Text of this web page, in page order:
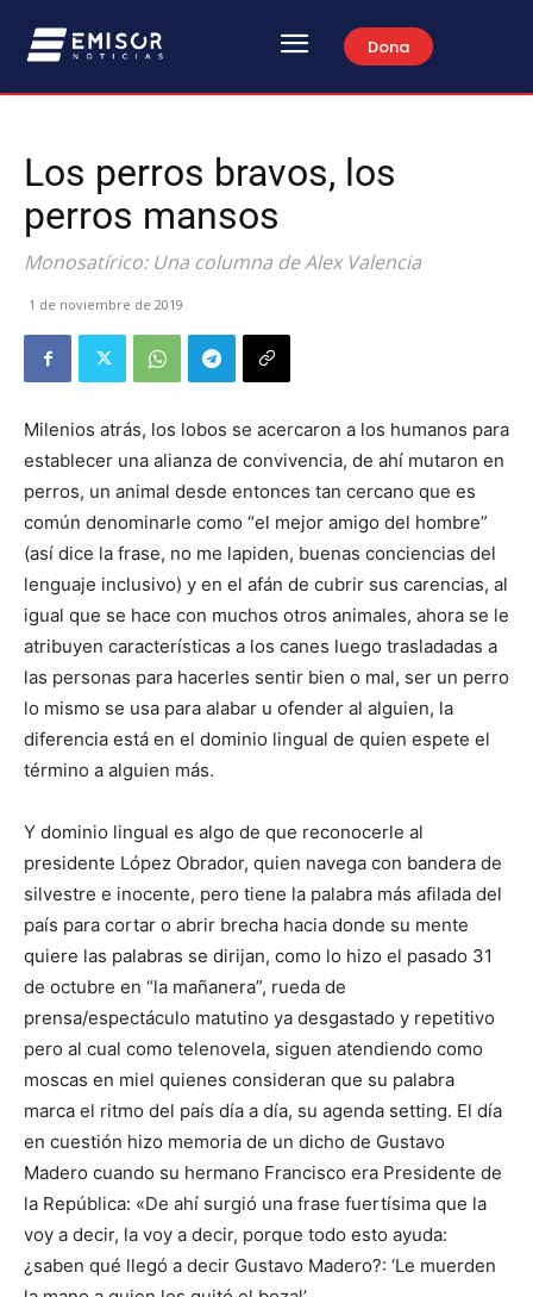
Dona
Los perros bravos, los
perros mansos
Monosatírico: Una columna de Alex Valencia
1 de noviembre de 2019
Milenios atrás, los lobos se acercaron a los humanos para
establecer una alianza de convivencia, de ahí mutaron en
perros, un animal desde entonces tan cercano que es
común denominarle como “el mejor amigo del hombre”
(así dice la frase, no me lapiden, buenas conciencias del
lenguaje inclusivo) y en el afán de cubrir sus carencias, al
igual que se hace con muchos otros animales, ahora se le
atribuyen características a los canes luego trasladadas a
las personas para hacerles sentir bien o mal, ser un perro
lo mismo se usa para alabar u ofender al alguien, la
diferencia está en el dominio lingual de quien espete el
término a alguien más.
Y dominio lingual es algo de que reconocerle al
presidente López Obrador, quien navega con bandera de
silvestre e inocente, pero tiene la palabra más afilada del
país para cortar o abrir brecha hacia donde su mente
quiere las palabras se dirijan, como lo hizo el pasado 31
de octubre en “la mañanera”, rueda de
prensa/espectáculo matutino ya desgastado y repetitivo
pero al cual como telenovela, siguen atendiendo como
moscas en miel quienes consideran que su palabra
marca el ritmo del país día a día, su agenda setting. El día
en cuestión hizo memoria de un dicho de Gustavo
Madero cuando su hermano Francisco era Presidente de
la República: «De ahí surgió una frase fuertísima que la
voy a decir, la voy a decir, porque todo esto ayuda:
¿saben qué llegó a decir Gustavo Madero?: ‘Le muerden